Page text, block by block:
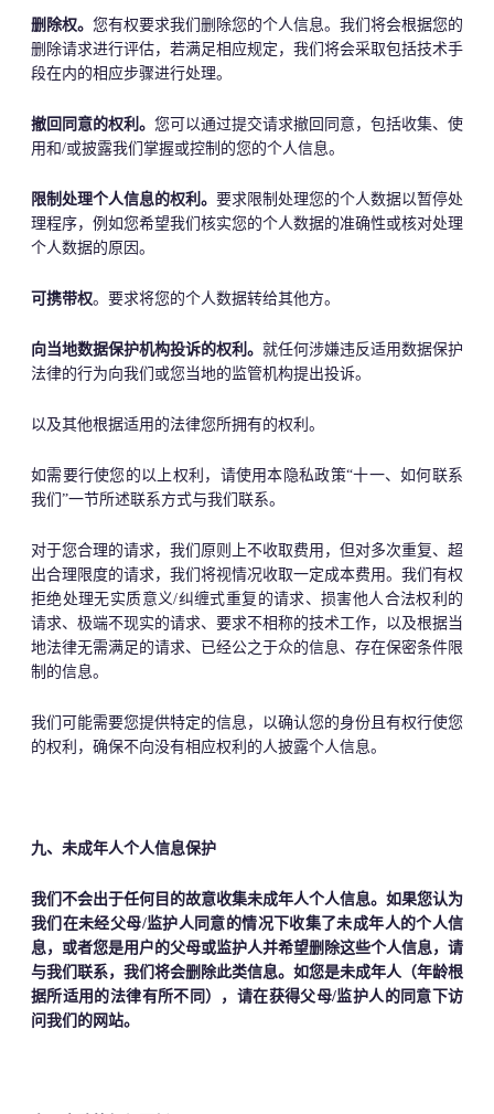
删除权。 您有权要求我们删除您的个人信息。我们将会根据您的
删除请求进行评估，若满足相应规定，我们将会采取包括技术手
段在内的相应步骤进行处理。
撤回同意的权利。 您可以通过提交请求撤回同意，包括收集、使
用和/或披露我们掌握或控制的您的个人信息。
限制处理个人信息的权利。 要求限制处理您的个人数据以暂停处
理程序，例如您希望我们核实您的个人数据的准确性或核对处理
个人数据的原因。
可携带权。要求将您的个人数据转给其他方。
向当地数据保护机构投诉的权利。 就任何涉嫌违反适用数据保护
法律的行为向我们或您当地的监管机构提出投诉。
以及其他根据适用的法律您所拥有的权利。
如需要行使您的以上权利，请使用本隐私政策“十一、如何联系
我们”一节所述联系方式与我们联系。
对于您合理的请求，我们原则上不收取费用，但对多次重复、超
出合理限度的请求，我们将视情况收取一定成本费用。我们有权
拒绝处理无实质意义/纠缠式重复的请求、损害他人合法权利的
请求、极端不现实的请求、要求不相称的技术工作，以及根据当
地法律无需满足的请求、已经公之于众的信息、存在保密条件限
制的信息。
我们可能需要您提供特定的信息，以确认您的身份且有权行使您
的权利，确保不向没有相应权利的人披露个人信息。
九、未成年人个人信息保护
我们不会出于任何目的故意收集未成年人个人信息。如果您认为
我们在未经父母/监护人同意的情况下收集了未成年人的个人信
息，或者您是用户的父母或监护人并希望删除这些个人信息，请
与我们联系，我们将会删除此类信息。如您是未成年人（年龄根
据所适用的法律有所不同），请在获得父母/监护人的同意下访
问我们的网站。